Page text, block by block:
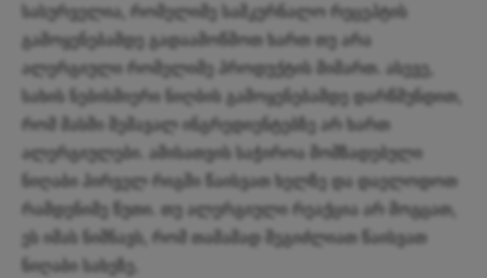
სასურველია, რომელიმე სამკურნალო რეცეპტის
გამოყენებამდე გადაამოწმოთ ხართ თუ არა
ალერგიული რომელიმე პროდუქტის მიმართ. ასევე,
სახის ნებისმიერი ნიღბის გამოყენებამდე დარწმუნდით,
რომ მასში შემავალ ინგრედიენტებზე არ ხართ
ალერგიულები. ამისათვის საჭიროა მომზადებული
ნიღაბი პირველ რიგში წაისვათ ხელზე და დაელოდოთ
რამდენიმე წუთი. თუ ალერგიული რეაქცია არ მოგცათ,
ეს იმას ნიშნავს, რომ თამამად შეგიძლიათ წაისვათ
ნიღაბი სახეზე.